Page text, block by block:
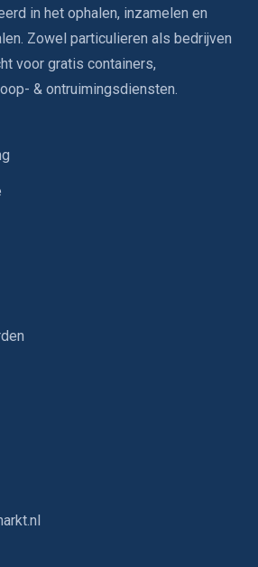
in het ophalen, inzamelen en
Zowel particulieren als bedrijven
voor gratis containers,
& ontruimingsdiensten.